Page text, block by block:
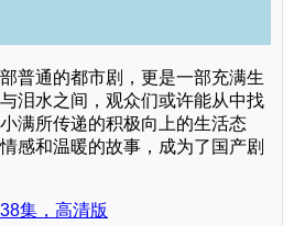
普通的都市剧，更是一部充满生
泪水之间，观众们或许能从中找
满所传递的积极向上的生活态
感和温暖的故事，成为了国产剧
集，高清版